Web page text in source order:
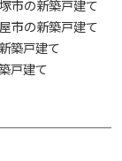
市の新築戸建て
市の新築戸建て
築戸建て
戸建て